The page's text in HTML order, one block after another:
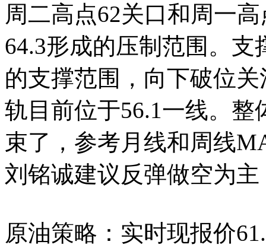
周二高点62关口和周一
64.3形成的压制范围。支
的支撑范围，向下破位
轨目前位于56.1一线。整
束了，参考月线和周线
刘铭诚建议反弹做空为
原油策略：实时现报价